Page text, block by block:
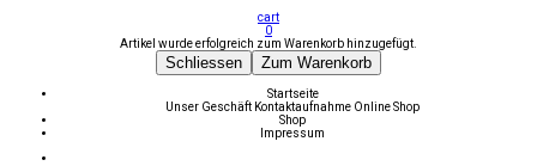
cart
0
Artikel wurde erfolgreich zum Warenkorb hinzugefügt.
Schliessen Zum Warenkorb
Startseite
Unser Geschäft Kontaktaufnahme Online Shop
Shop
Impressum